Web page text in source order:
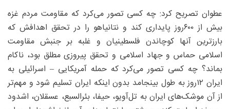
عطوان تصریح کرد: چه کسی تصور می‌کرد که مقاومت مردم غزه
بیش از ۶۰۰‌روز پایداری کند و نتانیاهو را در تحقق اهدافش که
بارزترین آنها کوچاندن فلسطینیان و غلبه بر جنبش مقاومت
اسلامی حماس و جهاد اسلامی و تحقق پیروزی مطلق بود، ناکام
بماند؟ چه کسی تصور می‌کرد که حمله آمریکایی – اسرائیلی به
ایران ۱۲روز به طول بینجامد بدون اینکه ایران تسلیم شود و مهم‌تر
از آن موشک‌های ایران به تل‌آویو، حیفا، بئرالسبع، عسقلان، اشدود